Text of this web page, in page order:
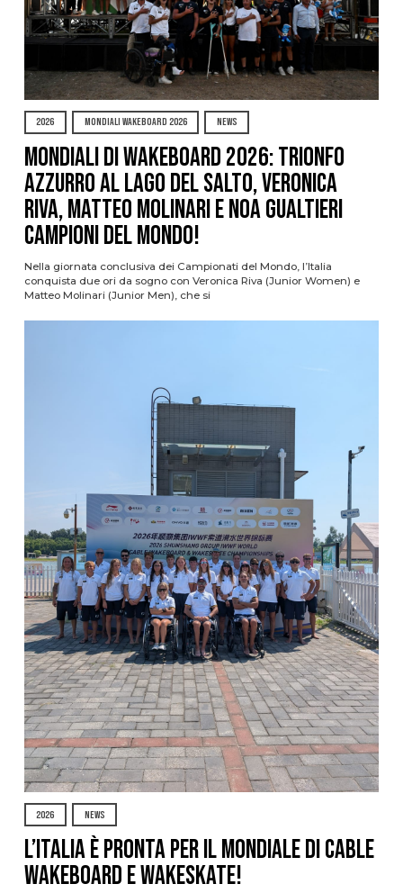
2026 MONDIALI WAKEBOARD 2026 NEWS
Mondiali di Wakeboard 2026: trionfo
azzurro al Lago del Salto, Veronica
Riva, Matteo Molinari e Noa Gualtieri
campioni del mondo!
Nella giornata conclusiva dei Campionati del Mondo, l’Italia
conquista due ori da sogno con Veronica Riva (Junior Women) e
Matteo Molinari (Junior Men), che si
2026 NEWS
L’Italia è pronta per il Mondiale di Cable
Wakeboard e Wakeskate!